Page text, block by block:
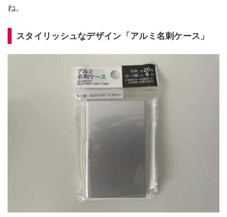
ね。
スタイリッシュなデザイン「アルミ名刺ケース」